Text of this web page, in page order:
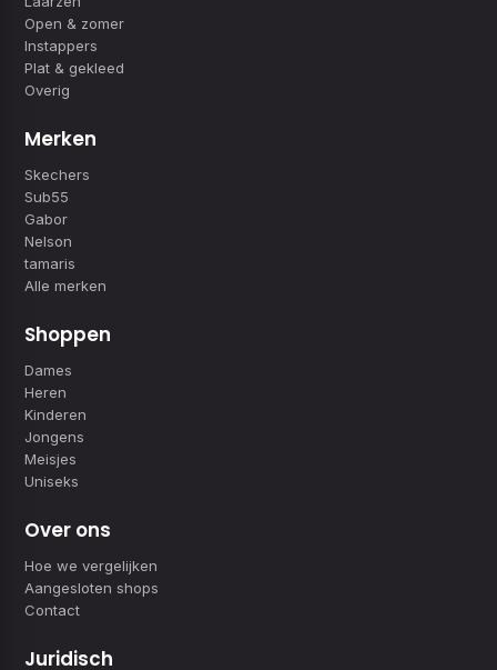
Open & zomer
Instappers
Plat & gekleed
Overig
Merken
Skechers
Sub55
Gabor
Nelson
tamaris
Alle merken
Shoppen
Dames
Heren
Kinderen
Jongens
Meisjes
Uniseks
Over ons
Hoe we vergelijken
Aangesloten shops
Contact
Juridisch